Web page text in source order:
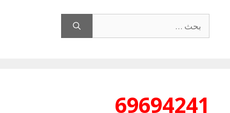
عن:
69694241